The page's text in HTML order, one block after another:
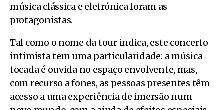
música clássica e eletrónica foram as
protagonistas.
Tal como o nome da tour indica, este concerto
intimista tem uma particularidade: a música
tocada é ouvida no espaço envolvente, mas,
com recurso a fones, as pessoas presentes têm
acesso a uma experiência de imersão num